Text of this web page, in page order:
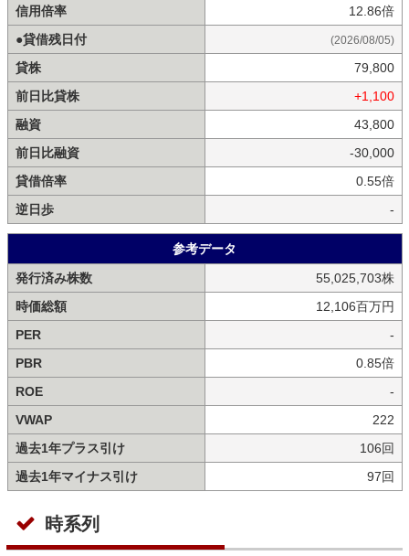
信用倍率
12.86倍
●貸借残日付
(2026/08/05)
貸株
79,800
前日比貸株
+1,100
融資
43,800
前日比融資
-30,000
貸借倍率
0.55倍
逆日歩
-
参考データ
発行済み株数
55,025,703株
時価総額
12,106百万円
PER
-
PBR
0.85倍
ROE
-
VWAP
222
過去1年プラス引け
106回
過去1年マイナス引け
97回
時系列